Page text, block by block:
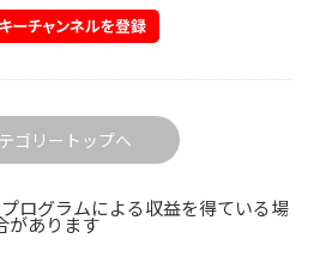
ゴリートップへ
ログラムによる収益を得ている場
があります